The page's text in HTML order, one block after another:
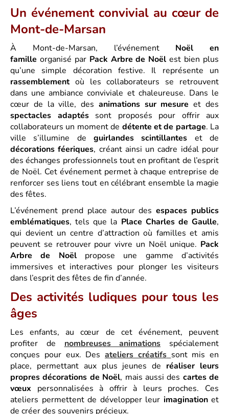
Un événement convivial au cœur de
Mont-de-Marsan
À Mont-de-Marsan, l’événement Noël en
famille organisé par Pack Arbre de Noël est bien plus
qu’une simple décoration festive. Il représente un
rassemblement où les collaborateurs se retrouvent
dans une ambiance conviviale et chaleureuse. Dans le
cœur de la ville, des animations sur mesure et des
spectacles adaptéssont proposés pour offrir aux
collaborateurs un moment de détente et de partage. La
ville s’illumine de guirlandes scintillantes et de
décorations féeriques, créant ainsi un cadre idéal pour
des échanges professionnels tout en profitant de l’esprit
de Noël. Cet événement permet à chaque entreprise de
renforcer ses liens tout en célébrant ensemble la magie
des fêtes.
L’événement prend place autour desespaces publics
emblématiques, tels que la Place Charles de Gaulle,
qui devient un centre d’attraction où familles et amis
peuvent se retrouver pour vivre un Noël unique. Pack
Arbre de Noëlpropose une gamme d’activités
immersives et interactives pour plonger les visiteurs
dans l’esprit des fêtes de fin d’année.
Des activités ludiques pour tous les
âges
Les enfants, au cœur de cet événement, peuvent
profiter de nombreuses animations spécialement
conçues pour eux. Des ateliers créatifs sont mis en
place, permettant aux plus jeunes de réaliser leurs
propres décorations de Noël, mais aussi des cartes de
vœux personnalisées à offrir à leurs proches. Ces
ateliers permettent de développer leur imaginationet
de créer des souvenirs précieux.